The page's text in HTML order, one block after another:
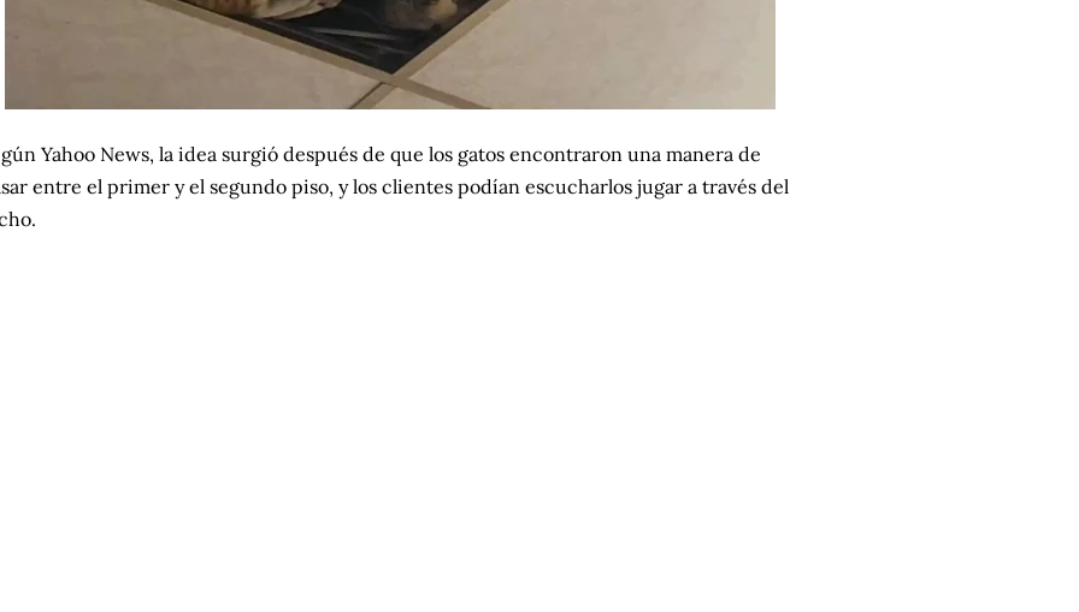
Yahoo News, la idea surgió después de que los gatos encontraron una manera de
entre el primer y el segundo piso, y los clientes podían escucharlos jugar a través del